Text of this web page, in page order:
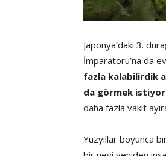
Japonya’daki 3.
İmparatoru’na da
fazla kalabilirdik
da görmek
daha fazla vakit
Yüzyıllar boyunca